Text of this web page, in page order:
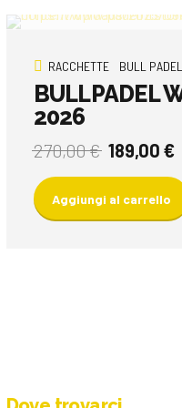
RACCHETTE BULL PADEL
BULLPADEL
2026
270,00€ Il
prezzo
originale
era:
189,00 €Il
Aggiungi al carrello